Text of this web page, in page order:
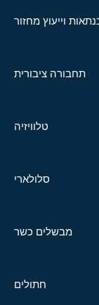
וייעוץ מחזור
תחבורה ציבורית
טלוויזיה
סלולארי
מבשלים כשר
חתולים